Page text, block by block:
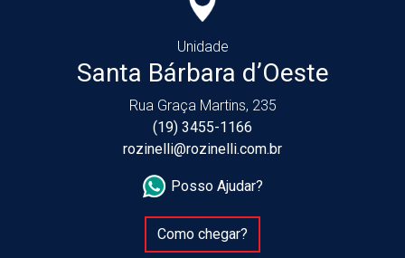
Unidade
Santa Bárbara d’Oeste
Rua Graça Martins, 235
(19) 3455-1166
rozinelli@rozinelli.com.br
Posso Ajudar?
Como chegar?